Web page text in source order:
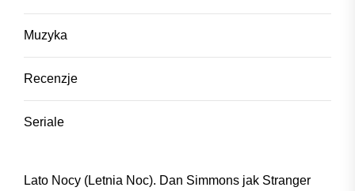
Muzyka
Recenzje
Seriale
Lato Nocy (Letnia Noc). Dan Simmons jak Stranger